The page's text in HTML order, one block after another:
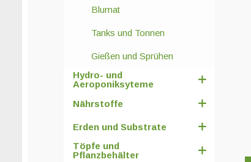
Blumat
Tanks und Tonnen
Gießen und Sprühen
Hydro- und
Aeroponiksyteme
Nährstoffe
Erden und Substrate
Töpfe und
Pflanzbehälter